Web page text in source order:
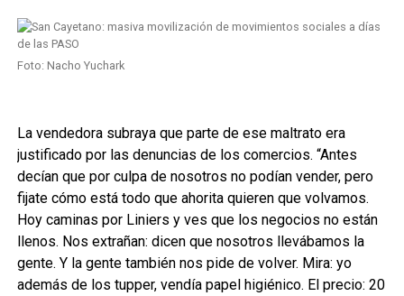
Foto: Nacho Yuchark
La vendedora subraya que parte de ese maltrato era
justificado por las denuncias de los comercios. “Antes
decían que por culpa de nosotros no podían vender, pero
fijate cómo está todo que ahorita quieren que volvamos.
Hoy caminas por Liniers y ves que los negocios no están
llenos. Nos extrañan: dicen que nosotros llevábamos la
gente. Y la gente también nos pide de volver. Mira: yo
además de los tupper, vendía papel higiénico. El precio: 20